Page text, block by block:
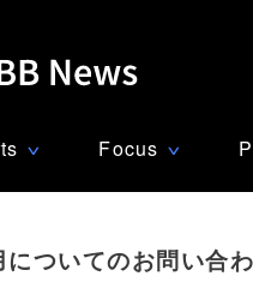
∨ Focus ∨
ついてのお問い合